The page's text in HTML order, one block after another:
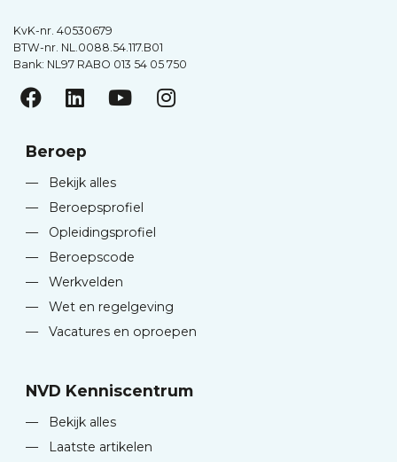
KvK-nr. 40530679
BTW-nr. NL.0088.54.117.B01
Bank: NL97 RABO 013 54 05 750
Beroep
—
Bekijk alles
—
Beroepsprofiel
—
Opleidingsprofiel
—
Beroepscode
—
Werkvelden
—
Wet en regelgeving
—
Vacatures en oproepen
NVD Kenniscentrum
—
Bekijk alles
—
Laatste artikelen